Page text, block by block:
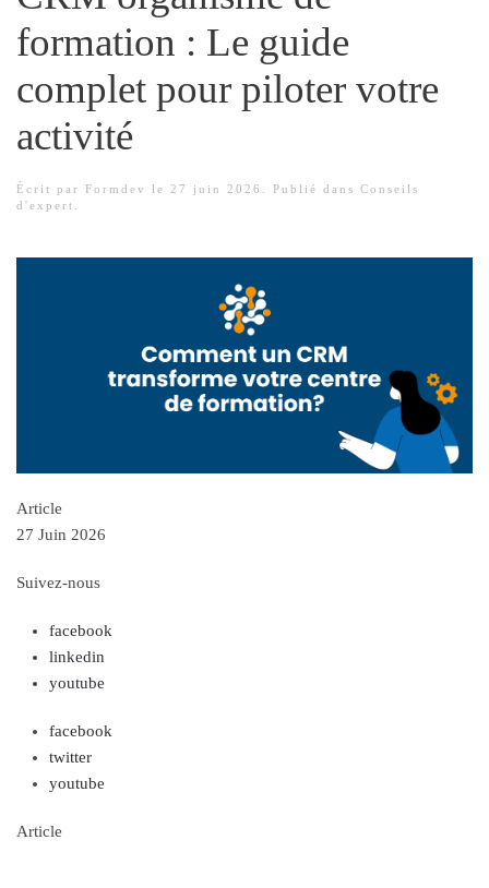
formation : Le guide
complet pour piloter votre
activité
Écrit par Formdev le 27 juin 2026 . Publié dans Conseils
d'expert
Article
27 Juin 2026
Suivez-nous
facebook
linkedin
youtube
facebook
twitter
youtube
Article